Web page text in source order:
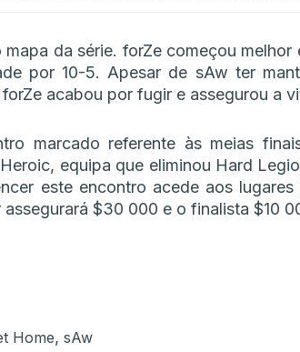
da série. forZe começou
por 10-5. Apesar de sAw ter
acabou por fugir e assegurou a
marcado referente às meias
equipa que eliminou Hard
este encontro acede aos
$30 000 e o finalista $10
Home, sAw